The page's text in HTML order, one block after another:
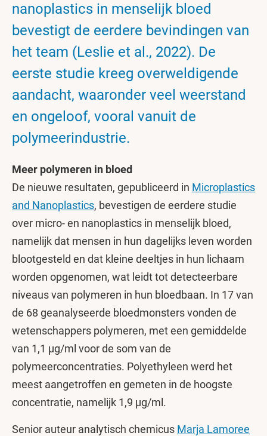
nanoplastics in menselijk bloed
bevestigt de eerdere bevindingen van
het team (Leslie et al., 2022). De
eerste studie kreeg overweldigende
aandacht, waaronder veel weerstand
en ongeloof, vooral vanuit de
polymeerindustrie.
Meer polymeren in bloed
De nieuwe resultaten, gepubliceerd in Microplastics
and Nanoplastics, bevestigen de eerdere studie
over micro- en nanoplastics in menselijk bloed,
namelijk dat mensen in hun dagelijks leven worden
blootgesteld en dat kleine deeltjes in hun lichaam
worden opgenomen, wat leidt tot detecteerbare
niveaus van polymeren in hun bloedbaan. In 17 van
de 68 geanalyseerde bloedmonsters vonden de
wetenschappers polymeren, met een gemiddelde
van 1,1 µg/ml voor de som van de
polymeerconcentraties. Polyethyleen werd het
meest aangetroffen en gemeten in de hoogste
concentratie, namelijk 1,9 µg/ml.
Senior auteur analytisch chemicus Marja Lamoree